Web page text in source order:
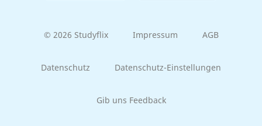
© 2026 Studyflix Impressum AGB
Datenschutz Datenschutz-Einstellungen
Gib uns Feedback